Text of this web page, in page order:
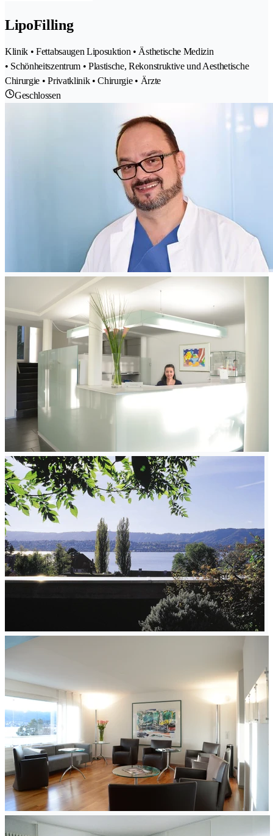
LipoFilling
Klinik • Fettabsaugen Liposuktion • Ästhetische Medizin
• Schönheitszentrum • Plastische, Rekonstruktive und Aesthetische
Chirurgie • Privatklinik • Chirurgie • Ärzte
Geschlossen